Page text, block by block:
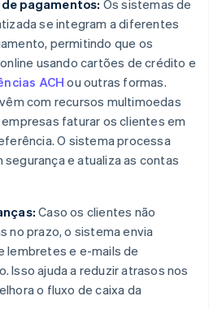
pagamentos: Os sistemas de
se integram a diferentes
permitindo que os
usando cartões de crédito e
ACH ou outras formas.
com recursos multimoedas
faturar os clientes em
O sistema processa
e atualiza as contas
Caso os clientes não
no prazo, o sistema envia
lembretes e e-mails de
Isso ajuda a reduzir atrasos nos
o fluxo de caixa da